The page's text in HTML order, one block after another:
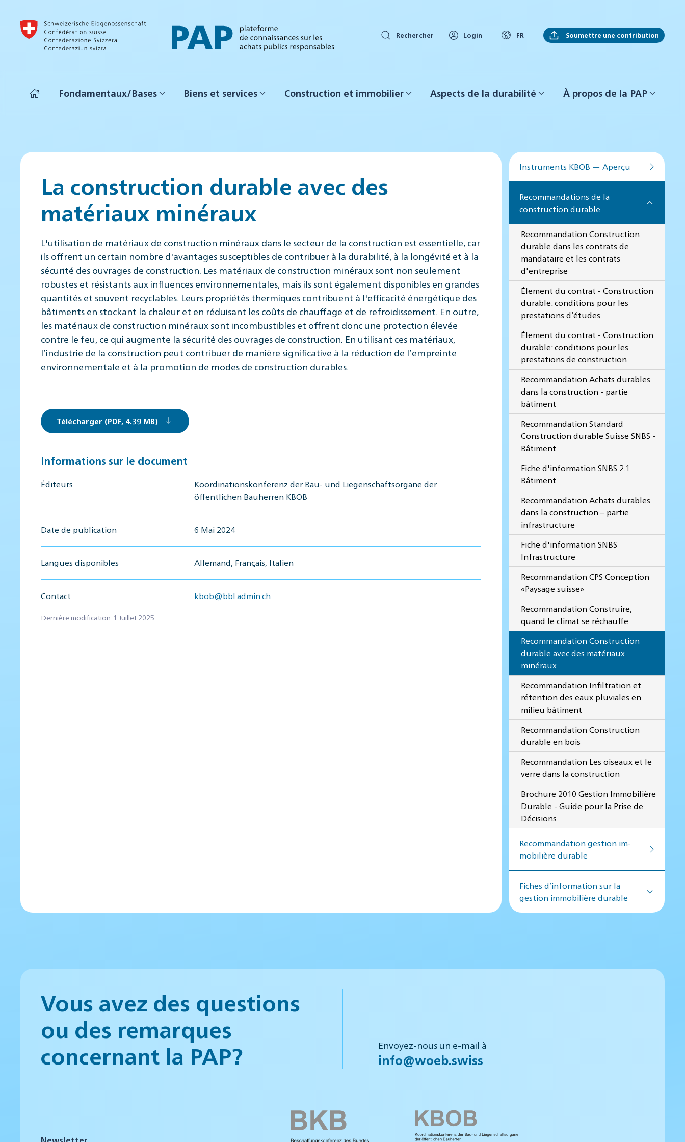
Accéder au contenu principal
Rechercher Login FR Soumettre une contribution
Fondamentaux/Bases Biens et services Construction et immobilier Aspects de la durabilité À propos de la PAP
La construction durable avec des
matériaux minéraux
L'utilisation de matériaux de construction minéraux dans le secteur de la construction est essentielle, car
ils offrent un certain nombre d'avantages susceptibles de contribuer à la durabilité, à la longévité et à la
sécurité des ouvrages de construction. Les matériaux de construction minéraux sont non seulement
robustes et résistants aux influences environnementales, mais ils sont également disponibles en grandes
quantités et souvent recyclables. Leurs propriétés thermiques contribuent à l'efficacité énergétique des
bâtiments en stockant la chaleur et en réduisant les coûts de chauffage et de refroidissement. En outre,
les matériaux de construction minéraux sont incombustibles et offrent donc une protection élevée
contre le feu, ce qui augmente la sécurité des ouvrages de construction. En utilisant ces matériaux,
l’industrie de la construction peut contribuer de manière significative à la réduction de l’empreinte
environnementale et à la promotion de modes de construction durables.
Télécharger (PDF, 4.39 MB)
Informations sur le document
Éditeurs
Koordinationskonferenz der Bau- und Liegenschaftsorgane der
öffentlichen Bauherren KBOB
Date de publication 6 Mai 2024
Langues disponibles Allemand, Français, Italien
Contact kbob@bbl.admin.ch
Dernière modification: 1 Juillet 2025
Instruments KBOB — Aperçu
Recommandations de la
construction durable
Recommandation Construction
durable dans les contrats de
mandataire et les contrats
d'entreprise
Élement du contrat - Construction
durable: conditions pour les
prestations d‘études
Élement du contrat - Construction
durable: conditions pour les
prestations de construction
Recommandation Achats durables
dans la construction - partie
bâtiment
Recommandation Standard
Construction durable Suisse SNBS -
Bâtiment
Fiche d'information SNBS 2.1
Bâtiment
Recommandation Achats durables
dans la construction – partie
infrastructure
Fiche d'information SNBS
Infrastructure
Recommandation CPS Conception
«Paysage suisse»
Recommandation Construire,
quand le climat se réchauffe
Recommandation Construction
durable avec des matériaux
minéraux
Recommandation Infiltration et
rétention des eaux pluviales en
milieu bâtiment
Recommandation Construction
durable en bois
Recommandation Les oiseaux et le
verre dans la construction
Brochure 2010 Gestion Immobilière
Durable - Guide pour la Prise de
Décisions
Recommandation ges­tion im­
mo­bi­lière du­rable
Fiches d’information sur la
gestion immobilière durable
Vous avez des questions
ou des remarques
concernant la PAP?
Envoyez-nous un e-mail à
info@woeb.swiss